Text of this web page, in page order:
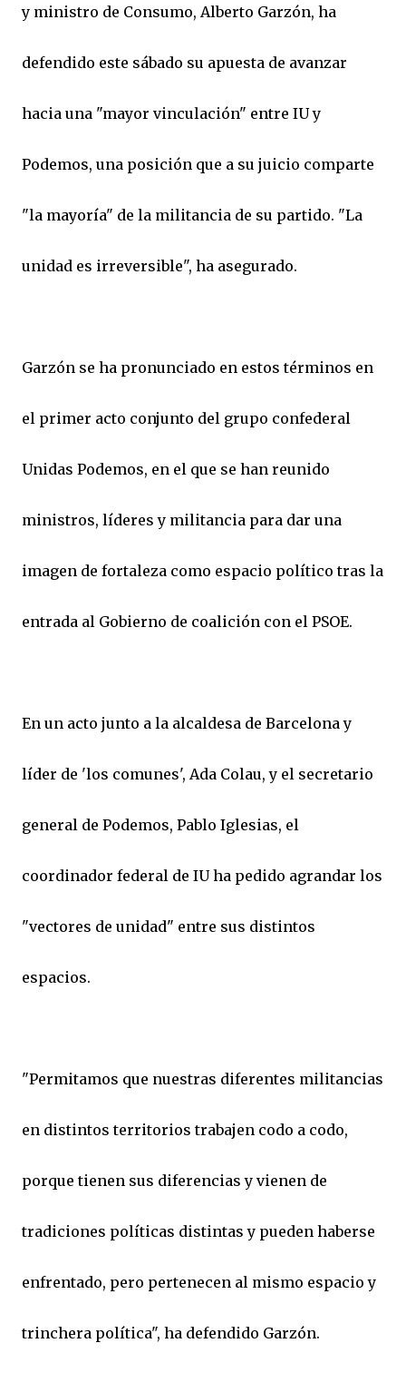
y ministro de Consumo, Alberto Garzón, ha
defendido este sábado su apuesta de avanzar
hacia una "mayor vinculación" entre IU y
Podemos, una posición que a su juicio comparte
"la mayoría" de la militancia de su partido. "La
unidad es irreversible", ha asegurado.
Garzón se ha pronunciado en estos términos en
el primer acto conjunto del grupo confederal
Unidas Podemos, en el que se han reunido
ministros, líderes y militancia para dar una
imagen de fortaleza como espacio político tras la
entrada al Gobierno de coalición con el PSOE.
En un acto junto a la alcaldesa de Barcelona y
líder de 'los comunes', Ada Colau, y el secretario
general de Podemos, Pablo Iglesias, el
coordinador federal de IU ha pedido agrandar los
"vectores de unidad" entre sus distintos
espacios.
"Permitamos que nuestras diferentes militancias
en distintos territorios trabajen codo a codo,
porque tienen sus diferencias y vienen de
tradiciones políticas distintas y pueden haberse
enfrentado, pero pertenecen al mismo espacio y
trinchera política", ha defendido Garzón.